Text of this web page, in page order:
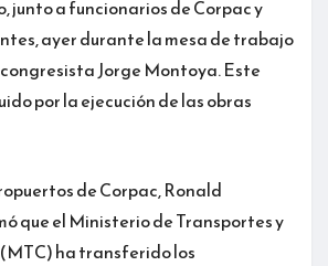
junto a funcionarios de Corpac y
ayer durante la mesa de trabajo
Jorge Montoya. Este
por la ejecución de las obras
de Corpac, Ronald
que el Ministerio de Transportes y
ha transferido los